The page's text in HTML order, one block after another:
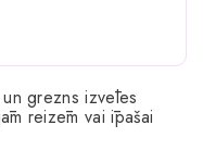
grezns izvēles
reizēm vai īpašai